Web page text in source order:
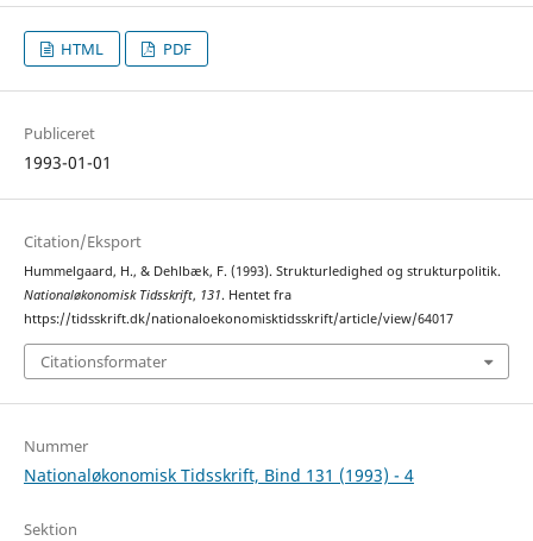
HTML PDF
Publiceret
1993-01-01
Citation/Eksport
Hummelgaard, H., & Dehlbæk, F. (1993). Strukturledighed og strukturpolitik.
Nationaløkonomisk Tidsskrift, 131. Hentet fra
https://tidsskrift.dk/nationaloekonomisktidsskrift/article/view/64017
Citationsformater
Nummer
Nationaløkonomisk Tidsskrift, Bind 131 (1993) - 4
Sektion